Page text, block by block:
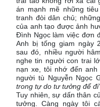
án mạnh mẽ những
tranh đòi dân chủ;
của anh tạo được ảnh
Đình Ngọc làm việc đơn
Anh bị tống giam ngày
sau đó, nhiều người
nghe tin người con trai
nạn xe, tôi nhớ đến
người tù Nguyễn Ngọc
trong tự do tư tưởng để
Tuy nhiên, sự dấn thân
tưởng. Càng ngày tôi